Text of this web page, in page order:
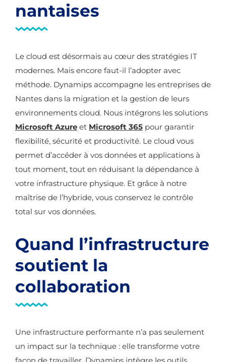
nantaises
Le cloud est désormais au cœur des stratégies IT
modernes. Mais encore faut-il l’adopter avec
méthode. Dynamips accompagne les entreprises de
Nantes dans la migration et la gestion de leurs
environnements cloud. Nous intégrons les solutions
Microsoft Azure et Microsoft 365 pour garantir
flexibilité, sécurité et productivité. Le cloud vous
permet d’accéder à vos données et applications à
tout moment, tout en réduisant la dépendance à
votre infrastructure physique. Et grâce à notre
maîtrise de l’hybride, vous conservez le contrôle
total sur vos données.
Quand l’infrastructure
soutient la
collaboration
Une infrastructure performante n’a pas seulement
un impact sur la technique : elle transforme votre